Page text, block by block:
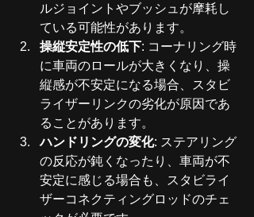
ルジョイントやブッシュが摩耗し
ている可能性があります。
操縦安定性の低下: コーナリング時
に車両のロールが大きくなり、操
縦感が不安定になる場合、スタビ
ライザーリンクの劣化が原因であ
ることがあります。
ハンドリングの変化: ステアリング
の反応が鈍くなったり、車両が不
安定に感じる場合も、スタビライ
ザーコネクティングロッドのチェ